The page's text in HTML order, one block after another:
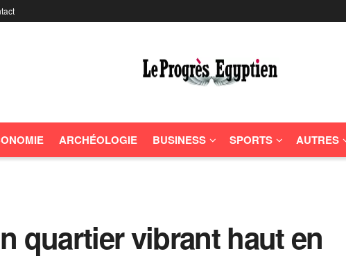
ARCHÉOLOGIE BUSINESS SPORTS AUTRES
quartier vibrant haut en